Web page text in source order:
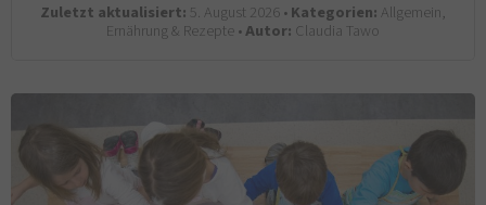
Zuletzt aktualisiert: 5. August 2026 •Kategorien: Allgemein,
Ernährung & Rezepte •Autor: Claudia Tawo